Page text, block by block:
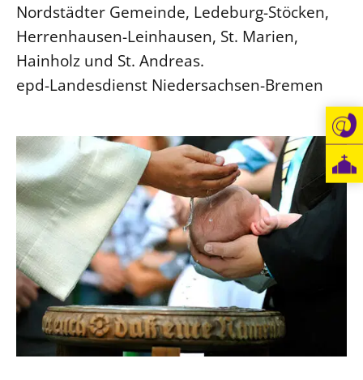
Nordstädter Gemeinde, Ledeburg-Stöcken,
Herrenhausen-Leinhausen, St. Marien,
Hainholz und St. Andreas.
epd-Landesdienst Niedersachsen-Bremen
Beruf
Freie Stellen
BIBLIOTHEK & ARCHIV
SERVICE
Älterwerden im Pfarrberuf
Beteiligungsverfahren
Beschwerdestellen
Ephoralbüro
Finanzplanung
Fundraising
IT-Service
Corporate Design